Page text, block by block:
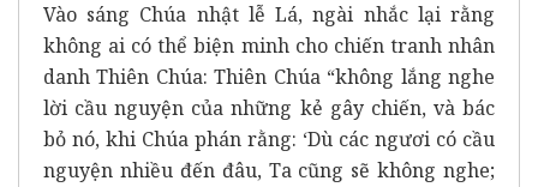
Vào sáng Chúa nhật lễ Lá, ngài nhắc lại rằng
không ai có thể biện minh cho chiến tranh nhân
danh Thiên Chúa: Thiên Chúa “không lắng nghe
lời cầu nguyện của những kẻ gây chiến, và bác
bỏ nó, khi Chúa phán rằng: ‘Dù các ngươi có cầu
nguyện nhiều đến đâu, Ta cũng sẽ không nghe;